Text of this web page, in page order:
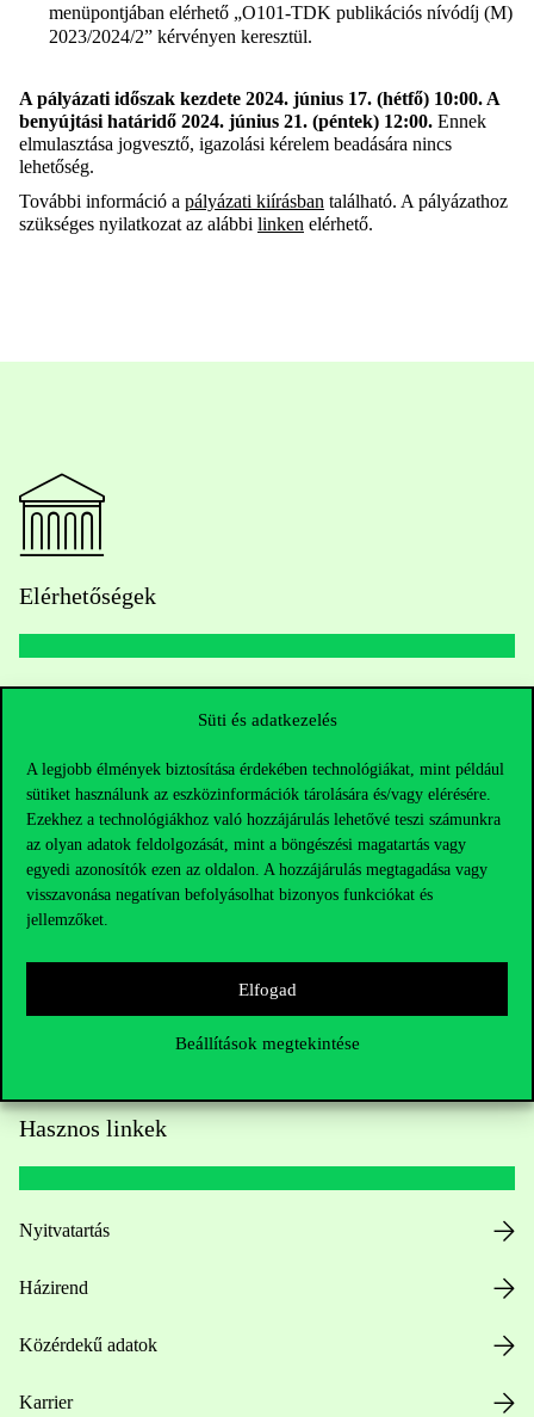
Süti és adatkezelés
A legjobb élmények biztosítása érdekében technológiákat, mint például
sütiket használunk az eszközinformációk tárolására és/vagy elérésére.
Ezekhez a technológiákhoz való hozzájárulás lehetővé teszi számunkra
az olyan adatok feldolgozását, mint a böngészési magatartás vagy
egyedi azonosítók ezen az oldalon. A hozzájárulás megtagadása vagy
visszavonása negatívan befolyásolhat bizonyos funkciókat és
jellemzőket.
Elfogad
Beállítások megtekintése
menüpontjában elérhető „O101-TDK publikációs nívódíj (M)
2023/2024/2” kérvényen keresztül.
A pályázati időszak kezdete 2024. június 17. (hétfő) 10:00. A
benyújtási határidő 2024. június 21. (péntek) 12:00. Ennek
elmulasztása jogvesztő, igazolási kérelem beadására nincs
lehetőség.
További információ a pályázati kiírásban található. A pályázathoz
szükséges nyilatkozat az alábbi linken elérhető.
Elérhetőségek
Oktatói elérhetőségek
HUB jelenlegi hallgatóinknak
Sajtó:press@uni-corvinus.hu
Hasznos linkek
Nyitvatartás
Házirend
Közérdekű adatok
Karrier